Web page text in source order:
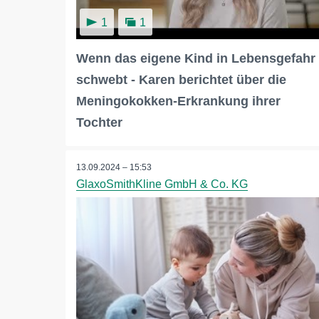
1 1
Wenn das eigene Kind in Lebensgefahr
schwebt - Karen berichtet über die
Meningokokken-Erkrankung ihrer
Tochter
13.09.2024 – 15:53
GlaxoSmithKline GmbH & Co. KG